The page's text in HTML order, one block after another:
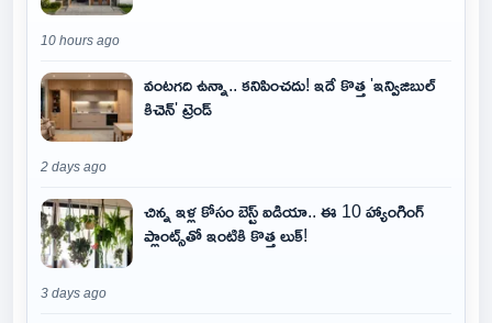
10 hours ago
వంటగది ఉన్నా.. కనిపించదు! ఇదే కొత్త 'ఇన్విజిబుల్
కిచెన్' ట్రెండ్
2 days ago
చిన్న ఇళ్ల కోసం బెస్ట్ ఐడియా.. ఈ 10 హ్యాంగింగ్
ప్లాంట్స్‌తో ఇంటికి కొత్త లుక్!
3 days ago